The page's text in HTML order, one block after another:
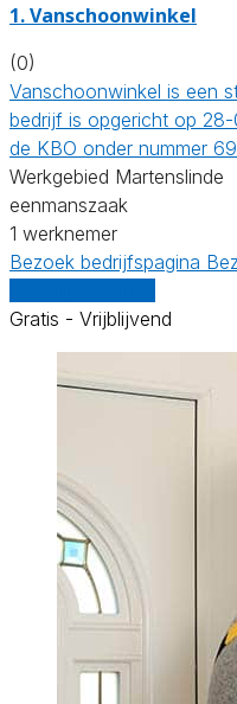
1. Vanschoonwinkel
(0)
Vanschoonwinkel is een
bedrijf is opgericht op
de KBO onder nummer
Werkgebied Martenslinde
eenmanszaak
1 werknemer
Bezoek bedrijfspagina
Gratis - Vrijblijvend